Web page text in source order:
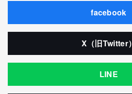
facebook
X（旧Twitter）
LINE